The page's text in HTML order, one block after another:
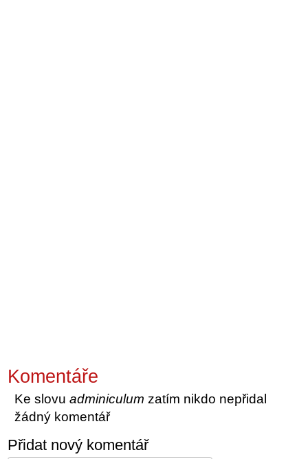
Komentáře
Ke slovuadminiculum zatím nikdo nepřidal
žádný komentář
Přidat nový komentář